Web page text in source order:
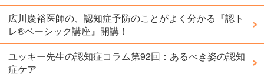
広川慶裕医師の、認知症予防のことがよく分かる『認ト
レ®️ベーシック講座』開講！
ユッキー先生の認知症コラム第92回：あるべき姿の認知
症ケア